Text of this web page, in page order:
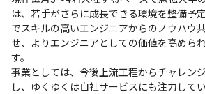
は、若手がさらに成長できる環境を整備予
でスキルの高いエンジニアからのノウハウ
せ、よりエンジニアとしての価値を高めら
す。
事業としては、今後上流工程からチャレン
し、ゆくゆくは自社サービスにも注力して